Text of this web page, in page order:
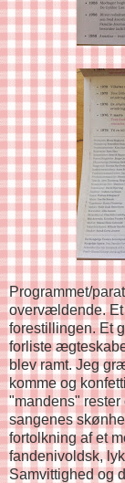
Programmet/
overvældende.
forestillingen. Et
forliste
blev ramt. Jeg
komme og
"mandens" rester
sangenes
fortolkning af et
fandenivoldsk,
Samvittighed og